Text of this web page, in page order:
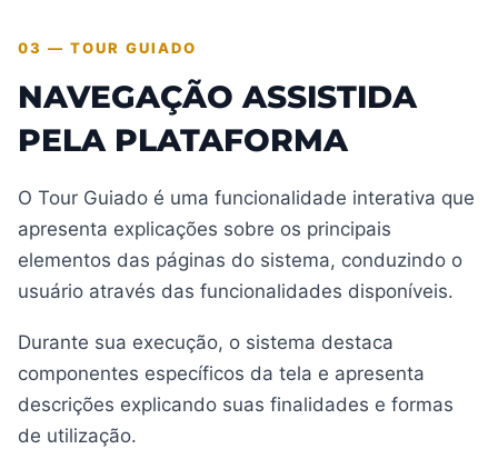
03 — TOUR GUIADO
NAVEGAÇÃO ASSISTIDA
PELA PLATAFORMA
O Tour Guiado é uma funcionalidade interativa que
apresenta explicações sobre os principais
elementos das páginas do sistema, conduzindo o
usuário através das funcionalidades disponíveis.
Durante sua execução, o sistema destaca
componentes específicos da tela e apresenta
descrições explicando suas finalidades e formas
de utilização.